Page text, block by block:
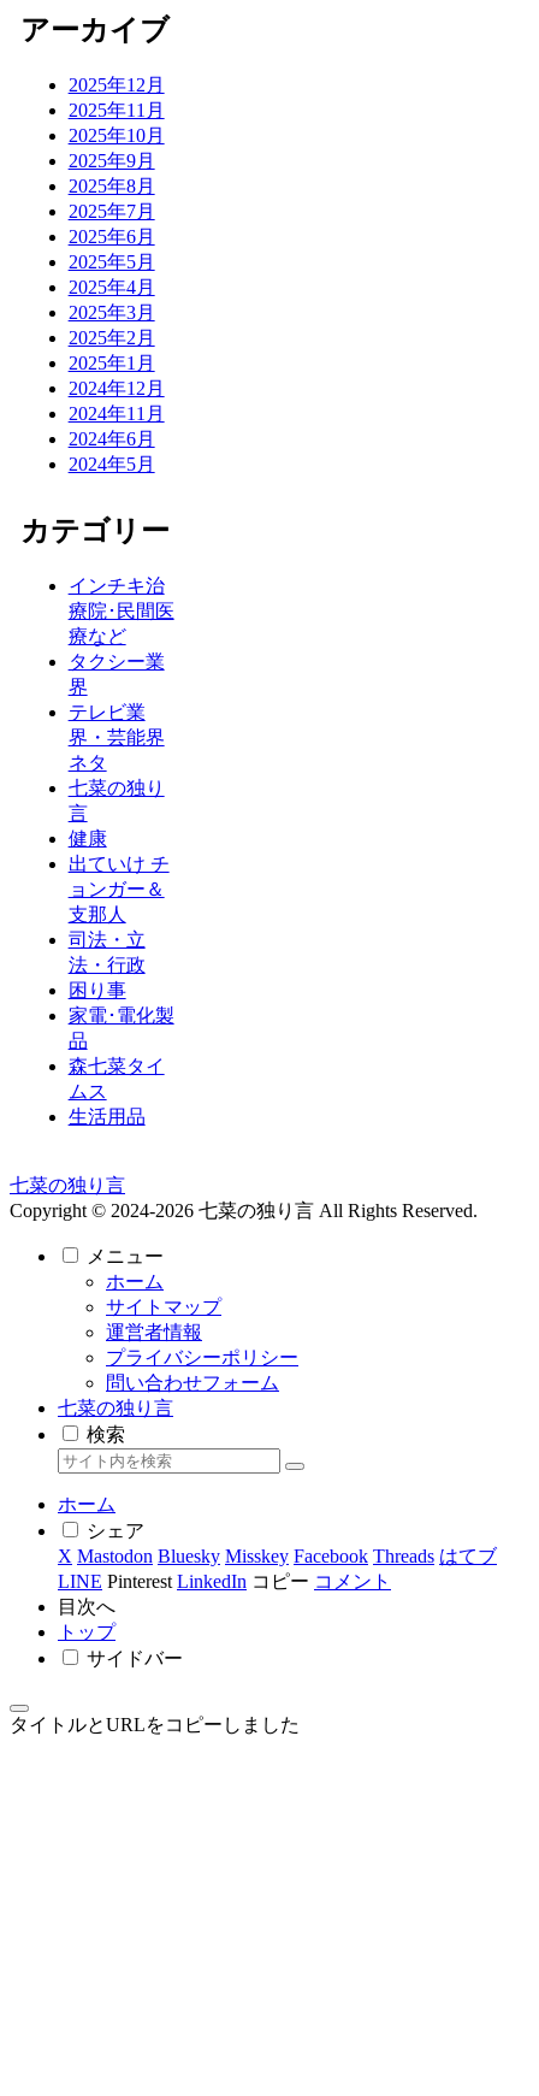
アーカイブ
2025年12月
2025年11月
2025年10月
2025年9月
2025年8月
2025年7月
2025年6月
2025年5月
2025年4月
2025年3月
2025年2月
2025年1月
2024年12月
2024年11月
2024年6月
2024年5月
カテゴリー
インチキ治
療院･民間医
療など
タクシー業
界
テレビ業
界・芸能界
ネタ
七菜の独り
言
健康
出ていけ チ
ョンガー＆
支那人
司法・立
法・行政
困り事
家電･電化製
品
森七菜タイ
ムス
生活用品
七菜の独り言
Copyright © 2024-2026 七菜の独り言 All Rights Reserved.
メニュー
ホーム
サイトマップ
運営者情報
プライバシーポリシー
問い合わせフォーム
七菜の独り言
検索
ホーム
シェア
X Mastodon Bluesky Misskey Facebook Threads はてブ
LINE Pinterest LinkedIn コピー コメント
目次へ
トップ
サイドバー
タイトルとURLをコピーしました